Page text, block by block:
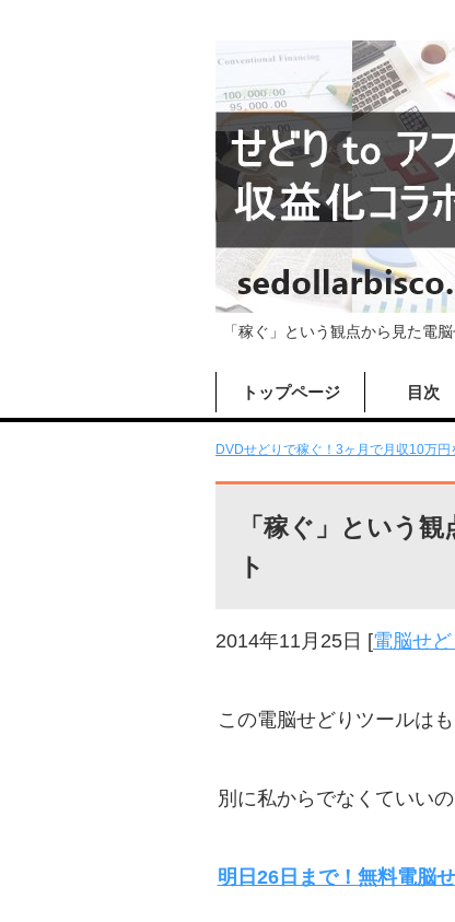
「稼ぐ」という観点から見た電
トップページ 目
DVDせどりで稼ぐ！3ヶ月で月収10万
「稼ぐ」という
ト
2014年11月25日 [電脳せど
この電脳せどりツールは
別に私からでなくていい
明日26日まで！無料電脳